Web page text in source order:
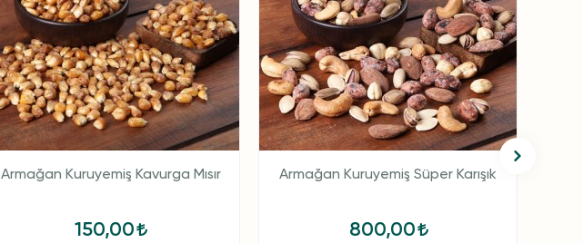
Armağan Kuruyemiş Kavurga Mısır
150,00
Armağan Kuruyemiş Süper Karışık
800,00